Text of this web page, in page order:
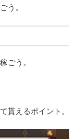
う。
ごう。
貰えるポイント。